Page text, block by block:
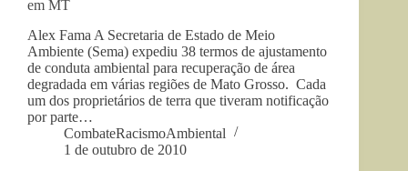
em MT
Alex Fama A Secretaria de Estado de Meio
Ambiente (Sema) expediu 38 termos de ajustamento
de conduta ambiental para recuperação de área
degradada em várias regiões de Mato Grosso. Cada
um dos proprietários de terra que tiveram notificação
por parte…
CombateRacismoAmbiental
1 de outubro de 2010